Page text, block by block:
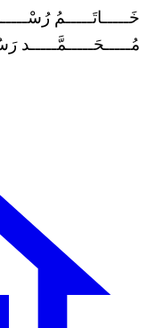
خَـــــاتَـــــمُ
مُـــــحَـــــمَّـــــد